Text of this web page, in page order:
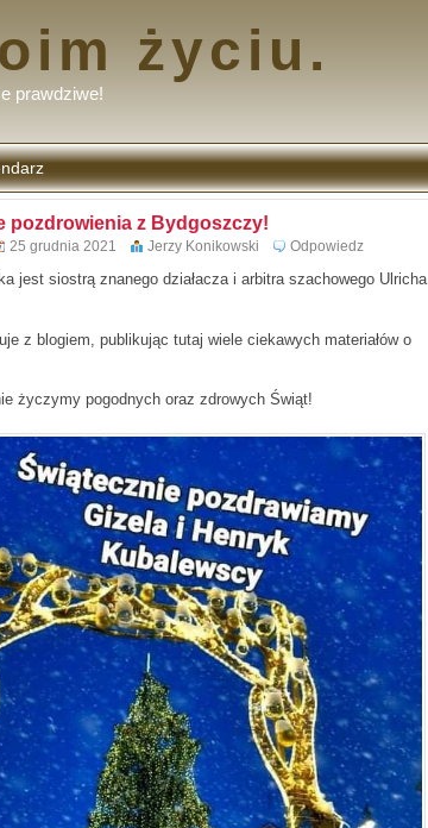
życiu.
prawdziwe!
pozdrowienia z Bydgoszczy!
25 grudnia 2021 Jerzy Konikowski Odpowiedz
jest siostrą znanego działacza i arbitra szachowego Ulricha
z blogiem, publikując tutaj wiele ciekawych materiałów o
życzymy pogodnych oraz zdrowych Świąt!